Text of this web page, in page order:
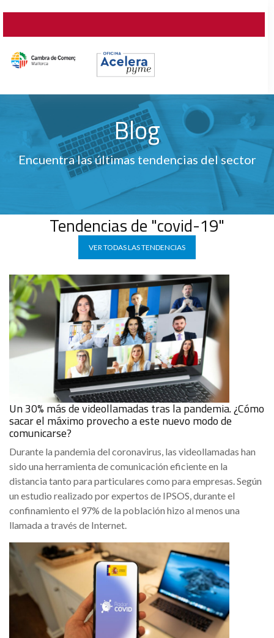
Blog
Encuentra las últimas tendencias del sector
Tendencias de "covid-19"
VER TODAS LAS TENDENCIAS
Un 30% más de videollamadas tras la pandemia. ¿Cómo
sacar el máximo provecho a este nuevo modo de
comunicarse?
Durante la pandemia del coronavirus, las videollamadas han
sido una herramienta de comunicación eficiente en la
distancia tanto para particulares como para empresas. Según
un estudio realizado por expertos de IPSOS, durante el
confinamiento el 97% de la población hizo al menos una
llamada a través de Internet.